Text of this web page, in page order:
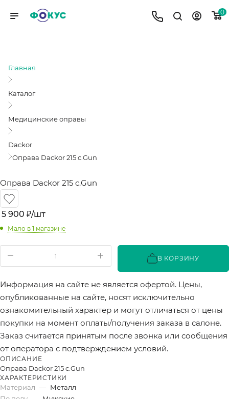
0
Главная
Каталог
Медицинские оправы
Dackor
Оправа Dackor 215 c.Gun
Оправа Dackor 215 c.Gun
5 900 ₽/шт
Мало в 1 магазине
В КОРЗИНУ
Информация на сайте не является офертой. Цены,
опубликованные на сайте, носят исключительно
ознакомительный характер и могут отличаться от цены
покупки на момент оплаты/получения заказа в салоне.
Заказ считается принятым после звонка или сообщения
от оператора с подтверждением условий.
ОПИСАНИЕ
Оправа Dackor 215 c.Gun
ХАРАКТЕРИСТИКИ
Материал — Металл